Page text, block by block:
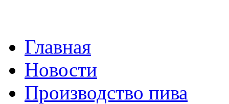
Главная
Новости
Производство пива